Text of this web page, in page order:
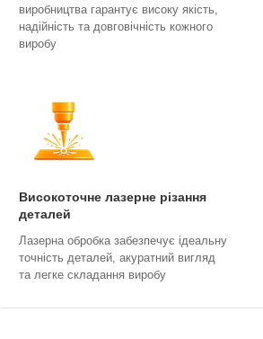
виробництва гарантує високу якість,
надійність та довговічність кожного
виробу
Високоточне лазерне різання
деталей
Лазерна обробка забезпечує ідеальну
точність деталей, акуратний вигляд
та легке складання виробу